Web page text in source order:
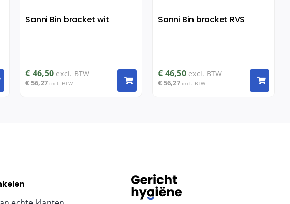
Sanni Bin bracket wit
€ 46,50 excl. BTW
€ 56,27 incl. BTW
Sanni Bin bracket RVS
€ 46,50 excl. BTW
€ 56,27 incl. BTW